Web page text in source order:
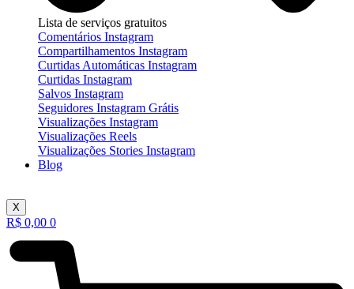
Lista de serviços gratuitos
Comentários Instagram
Compartilhamentos Instagram
Curtidas Automáticas Instagram
Curtidas Instagram
Salvos Instagram
Seguidores Instagram Grátis
Visualizações Instagram
Visualizações Reels
Visualizações Stories Instagram
Blog
X
R$ 0,00 0